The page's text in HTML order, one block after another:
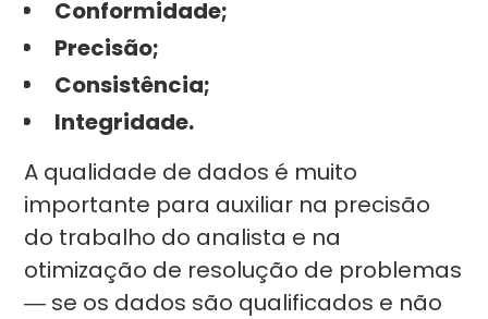
Conformidade;
Precisão;
Consistência;
Integridade.
A qualidade de dados é muito
importante para auxiliar na precisão
do trabalho do analista e na
otimização de resolução de problemas
― se os dados são qualificados e não